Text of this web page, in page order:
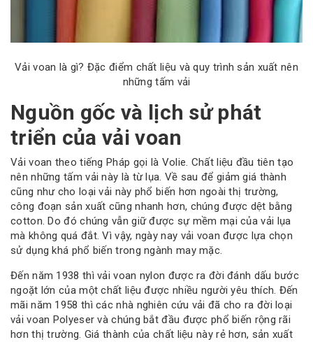
Vải voan là gì? Đặc điểm chất liệu và quy trình sản xuất nên
những tấm vải
Nguồn gốc và lịch sử phát
triển của vải voan
Vải voan theo tiếng Pháp gọi là Volie. Chất liệu đầu tiên tạo
nên những tấm vải này là từ lụa. Về sau để giảm giá thành
cũng như cho loại vải này phổ biến hơn ngoài thị trường,
công đoạn sản xuất cũng nhanh hơn, chúng được dệt bằng
cotton. Do đó chúng vẫn giữ được sự mềm mại của vải lụa
mà không quá đắt. Vì vậy, ngày nay vải voan được lựa chọn
sử dụng khá phổ biến trong ngành may mặc.
Đến năm 1938 thì vải voan nylon được ra đời đánh dấu bước
ngoặt lớn của một chất liệu được nhiều người yêu thích. Đến
mãi năm 1958 thì các nhà nghiên cứu vải đã cho ra đời loại
vải voan Polyeser và chúng bắt đầu được phổ biến rộng rãi
hơn thị trường. Giá thành của chất liệu này rẻ hơn, sản xuất